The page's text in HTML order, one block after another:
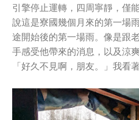
引擎停止運轉，四周寧靜，僅
說這是寮國幾個月來的第一場
途開始後的第一場雨。像是跟
手感受他帶來的消息，以及涼
「好久不見啊，朋友。」我看